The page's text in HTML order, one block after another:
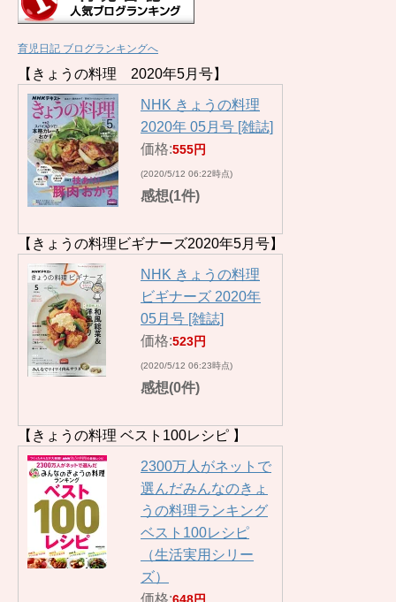
育児日記 ブログランキングへ
【きょうの料理 2020年5月号】
NHK きょうの料理
2020年 05月号 [雑誌]
価格:555円
(2020/5/12 06:22時点)
感想(1件)
【きょうの料理ビギナーズ2020年5月号】
NHK きょうの料理
ビギナーズ 2020年
05月号 [雑誌]
価格:523円
(2020/5/12 06:23時点)
感想(0件)
【きょうの料理 ベスト100レシピ 】
2300万人がネットで
選んだみんなのきょ
うの料理ランキング
ベスト100レシピ
（生活実用シリー
ズ）